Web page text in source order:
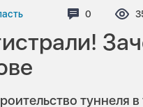
0
туннеля